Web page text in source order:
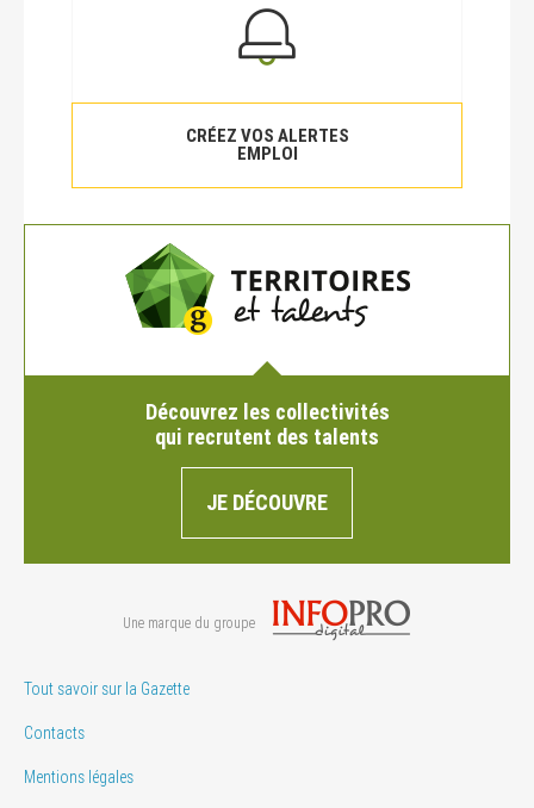
CRÉEZ VOS ALERTES
EMPLOI
Découvrez les collectivités
qui recrutent des talents
JE DÉCOUVRE
Une marque du groupe
Tout savoir sur la Gazette
Contacts
Mentions légales